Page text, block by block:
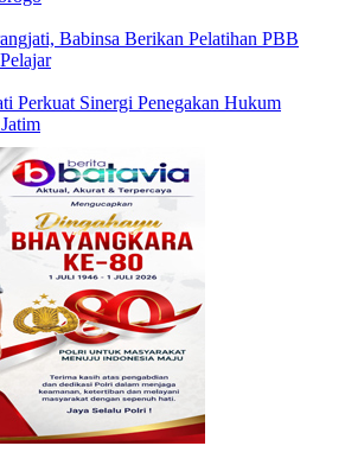
Babinsa Berikan Pelatihan PBB
Perkuat Sinergi Penegakan Hukum